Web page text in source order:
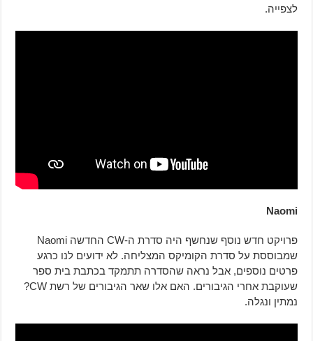
לצפייה.
Naomi
פרויקט חדש נוסף שנחשף היה סדרת ה-CW החדשה Naomi
שמבוססת על סדרת הקומיקס המצליחה. לא ידועים לנו כרגע
פרטים נוספים, אבל נראה שהסדרה תתמקד בכתבת בית ספר
שעוקבת אחרי הגיבורים. האם אלו שאר הגיבורים של רשת CW?
נמתין ונגלה.